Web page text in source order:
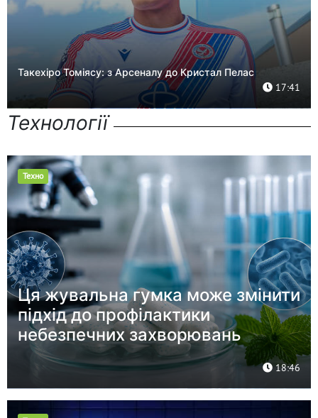
Такехіро Томіясу: з Арсеналу до Кристал Пелас
17:41
Технології
Техно
Ця жувальна гумка може змінити
підхід до профілактики
небезпечних захворювань
18:46